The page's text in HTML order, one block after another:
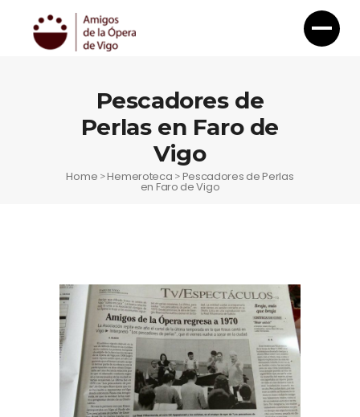
Pescadores de
Perlas en Faro de
Vigo
Home >Hemeroteca >Pescadores de Perlas
en Faro de Vigo